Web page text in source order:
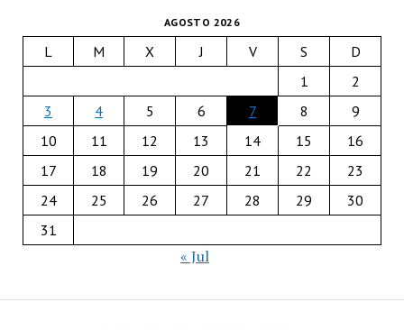
AGOSTO 2026
L M X J V S
D
1
2
3
4 5 6 7 8
9
10
11 12 13 14 15
16
17
18 19 20 21 22
23
24
25 26 27 28 29
30
31
« Jul